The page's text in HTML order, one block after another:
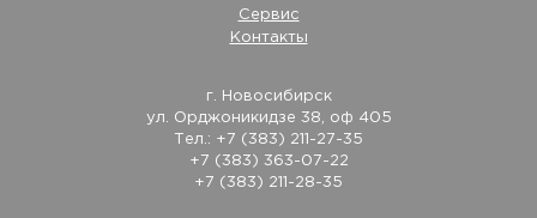
Сервис
Контакты
г. Новосибирск
ул. Орджоникидзе 38, оф 405
Тел.: +7 (383) 211-27-35
+7 (383) 363-07-22
+7 (383) 211-28-35